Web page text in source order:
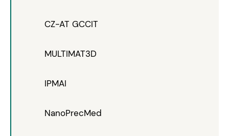
CZ-AT GCCIT
MULTIMAT3D
IPMAI
NanoPrecMed